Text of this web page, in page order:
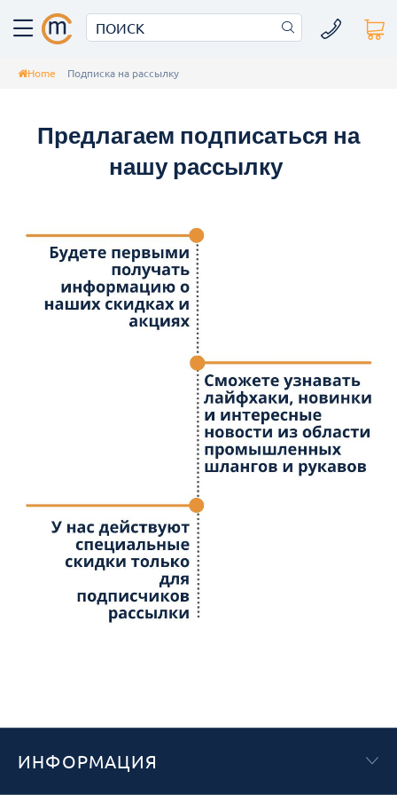
Home Подписка на рассылку
Предлагаем подписаться на
нашу рассылку
ИНФОРМАЦИЯ